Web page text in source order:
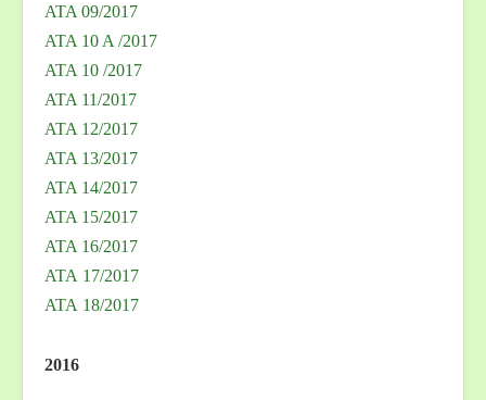
ATA 09/2017
ATA 10 A /2017
ATA 10 /2017
ATA 11/2017
ATA 12/2017
ATA 13/2017
ATA 14/2017
ATA 15/2017
ATA 16/2017
ATA 17/2017
ATA 18/2017
2016